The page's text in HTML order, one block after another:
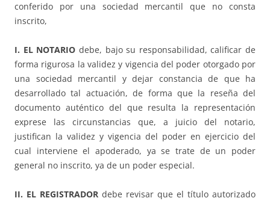
conferido por una sociedad mercantil que no consta
inscrito,
I. EL NOTARIO debe, bajo su responsabilidad, calificar de
forma rigurosa la validez y vigencia del poder otorgado por
una sociedad mercantil y dejar constancia de que ha
desarrollado tal actuación, de forma que la reseña del
documento auténtico del que resulta la representación
exprese las circunstancias que, a juicio del notario,
justifican la validez y vigencia del poder en ejercicio del
cual interviene el apoderado, ya se trate de un poder
general no inscrito, ya de un poder especial.
II. EL REGISTRADOR debe revisar que el título autorizado